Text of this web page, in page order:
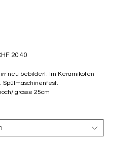
20.40Sale-
neu bebildert. Im Keramikofen
Spülmaschinenfest.
grosse 25cm